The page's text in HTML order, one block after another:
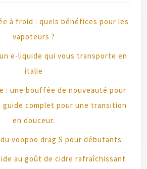
à froid : quels bénéfices pour les
vapoteurs ?
e-liquide qui vous transporte en
italie
: une bouffée de nouveauté pour
guide complet pour une transition
en douceur.
du voopoo drag S pour débutants
au goût de cidre rafraîchissant